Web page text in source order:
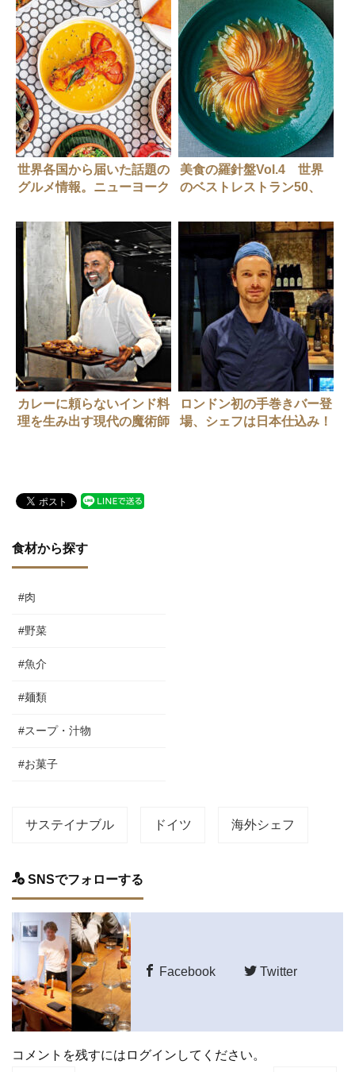
世界各国から届いた話題の
グルメ情報。ニューヨーク
美食の羅針盤Vol.4 世界
のベストレストラン50、
象徴される時代性とは
カレーに頼らないインド料
理を生み出す現代の魔術師
ロンドン初の手巻きバー登
場、シェフは日本仕込み！
食材から探す
#肉
#野菜
#魚介
#麺類
#スープ・汁物
#お菓子
サステイナブル ドイツ 海外シェフ
SNSでフォローする
Facebook Twitter
コメントを残すにはログインしてください。